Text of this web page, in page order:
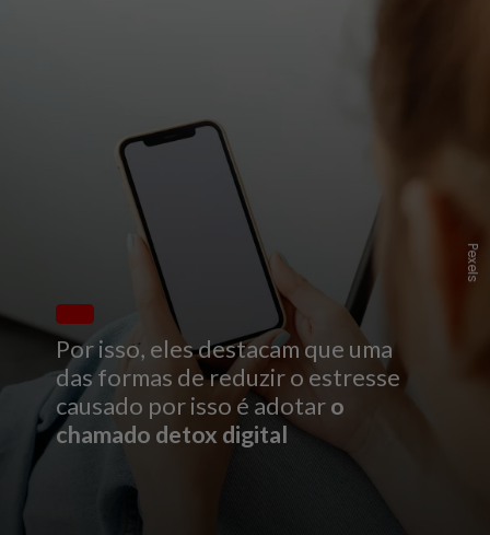
Por isso, eles destacam que uma
das formas de reduzir o estresse
causado por isso é adotaro
chamado detox digital
P
e
x
e
l
s